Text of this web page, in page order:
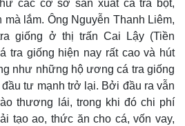
các cơ sở sản xuất cá tra bột,
lắm. Ông Nguyễn Thanh Liêm,
giống ở thị trấn Cai Lậy (Tiền
tra giống hiện nay rất cao và hút
như những hộ ương cá tra giống
tư mạnh trở lại. Bởi đầu ra vẫn
thương lái, trong khi đó chi phí
tạo ao, thức ăn cho cá, vốn vay,